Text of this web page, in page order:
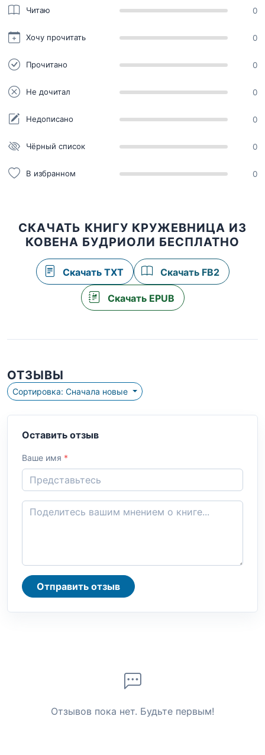
Читаю 0
Хочу прочитать 0
Прочитано 0
Не дочитал 0
Недописано 0
Чёрный список 0
В избранном 0
СКАЧАТЬ КНИГУ КРУЖЕВНИЦА ИЗ
КОВЕНА БУДРИОЛИ БЕСПЛАТНО
Скачать TXT Скачать FB2
Скачать EPUB
ОТЗЫВЫ
Сортировка: Сначала новые
Оставить отзыв
Ваше имя *
Отправить отзыв
Отзывов пока нет. Будьте первым!